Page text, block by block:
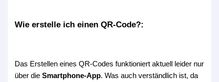
Wie erstelle ich einen QR-Code?:
Das Erstellen eines QR-Codes funktioniert aktuell leider nur
über dieSmartphone-App. Was auch verständlich ist, da